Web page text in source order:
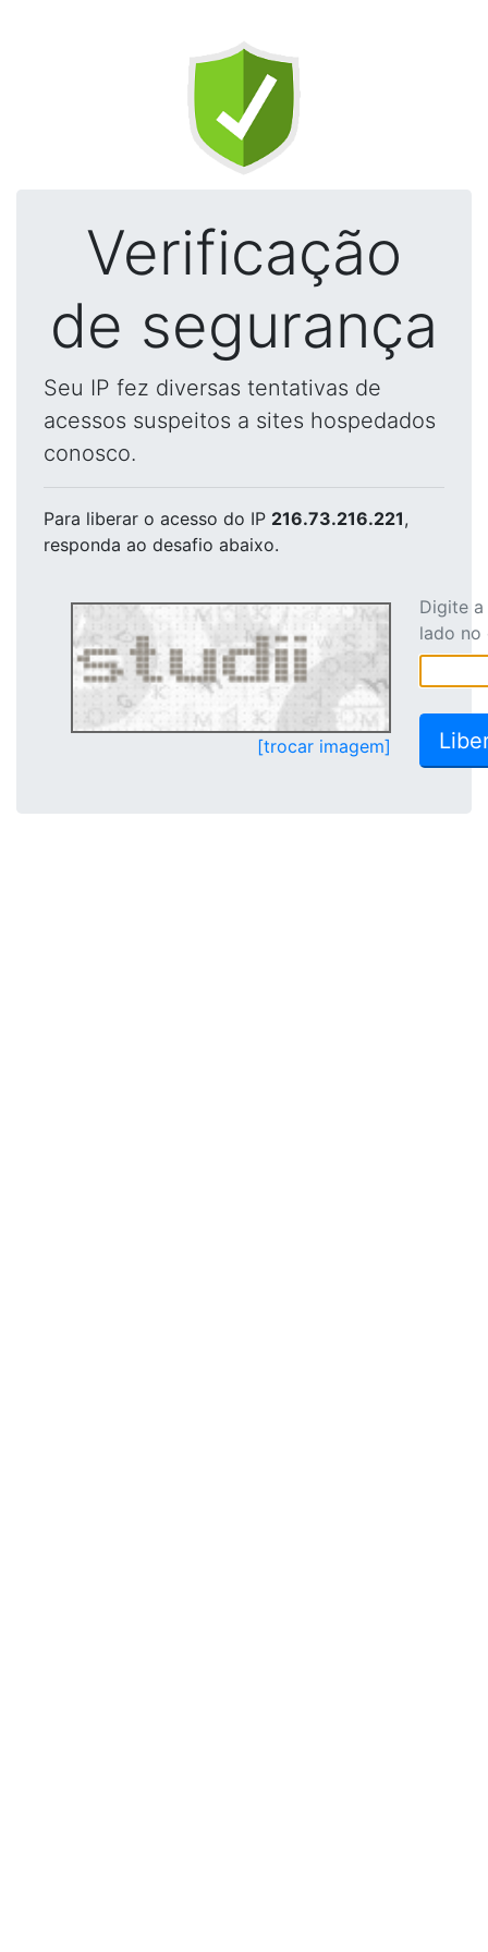
Verificação
de segurança
Seu IP fez diversas tentativas de
acessos suspeitos a sites hospedados
conosco.
Para liberar o acesso do IP 216.73.216.221,
responda ao desafio abaixo.
[trocar imagem]
Digite
lado no